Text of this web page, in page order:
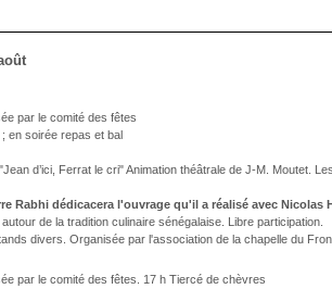
par le comité des fêtes
en soirée repas et bal
d’ici, Ferrat le cri" Animation théâtrale de J-M. Moutet.
Rabhi dédicacera l'ouvrage qu'il a réalisé avec
de la tradition culinaire sénégalaise. Libre participation.
divers. Organisée par l'association de la chapelle du
par le comité des fêtes. 17 h Tiercé de chèvres